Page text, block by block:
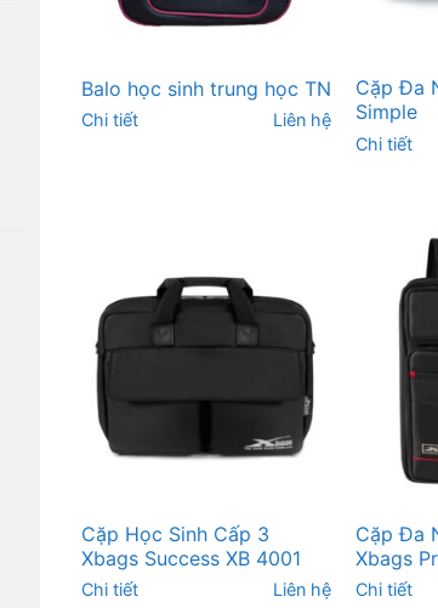
Balo học sinh trung học TN
Chi tiết Liên hệ
Cặp Đa
Simple
Chi tiết
Cặp Học Sinh Cấp 3
Xbags Success XB 4001
Chi tiết Liên hệ
Cặp Đa
Xbags
Chi tiết